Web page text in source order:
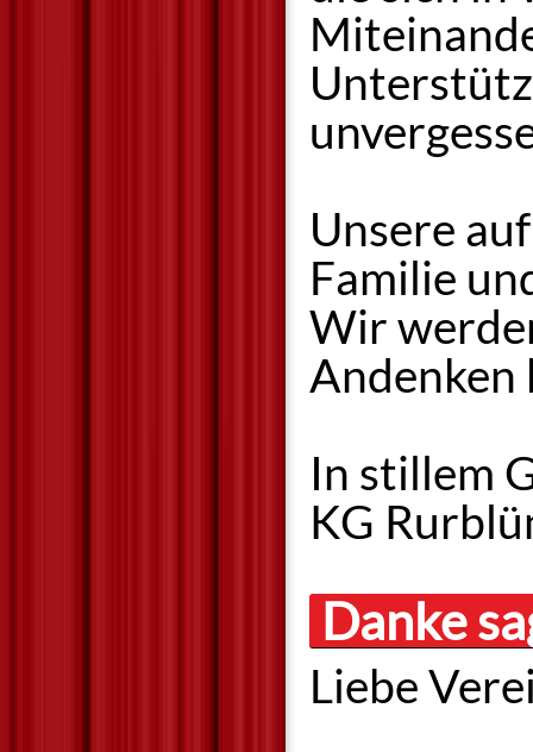
Unsere
Familie
Wir
Andenken
In stillem
KG
Danke
Liebe